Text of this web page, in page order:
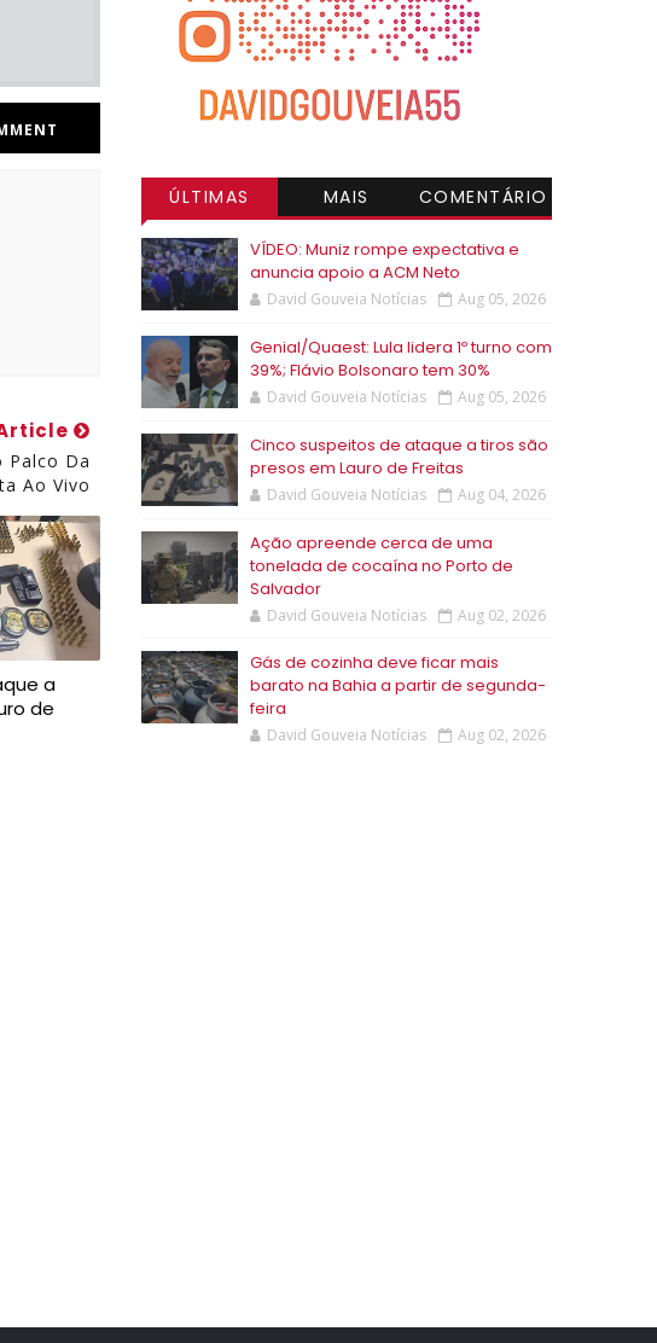
Palco Da
Ao Vivo
a
de
ÚLTIMAS
MAIS
COMENTÁRIO
VÍDEO: Muniz rompe expectativa e
anuncia apoio a ACM Neto
David Gouveia Notícias Aug 05, 2026
Genial/Quaest: Lula lidera 1º turno com
39%; Flávio Bolsonaro tem 30%
David Gouveia Notícias Aug 05, 2026
Cinco suspeitos de ataque a tiros são
presos em Lauro de Freitas
David Gouveia Notícias Aug 04, 2026
Ação apreende cerca de uma
tonelada de cocaína no Porto de
Salvador
David Gouveia Notícias Aug 02, 2026
Gás de cozinha deve ficar mais
barato na Bahia a partir de segunda-
feira
David Gouveia Notícias Aug 02, 2026